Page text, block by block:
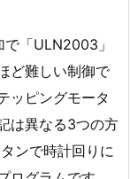
「ULN2003」
ど難しい制御で
ッピングモータ
は異なる3つの方
ンで時計回りに